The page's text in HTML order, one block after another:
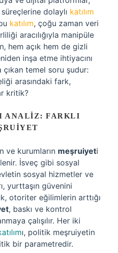
dolaylı katılım
katılım, çoğu zaman veri
aracılığıyla manipüle
hem açık hem de gizli
inşa etme ihtiyacını
temel soru şudur:
arasındaki fark,
kritik?
ANALIZ: FARKLI
ve kurumların meşruiyeti
İsveç gibi sosyal
sosyal hizmetler ve
yurttaşın güvenini
otoriter eğilimlerin arttığı
, baskı ve kontrol
çalışılır. Her iki
ı, politik meşruiyetin
bir parametredir.